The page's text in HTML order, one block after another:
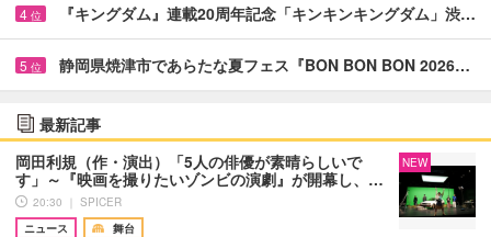
4 位 『キングダム』連載20周年記念「キンキンキングダム」渋…
5 位 静岡県焼津市であらたな夏フェス『BON BON BON 2026…
最新記事
岡田利規（作・演出）「5人の俳優が素晴らしいで
す」～『映画を撮りたいゾンビの演劇』が開幕し、…
20:30 ｜ SPICER
ニュース
舞台
NEW